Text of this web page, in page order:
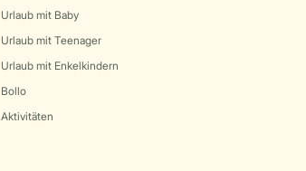
Urlaub mit Baby
Urlaub mit Teenager
Urlaub mit Enkelkindern
Bollo
Aktivitäten